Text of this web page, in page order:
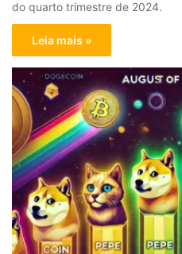
do quarto trimestre de 2024.
Leia mais »